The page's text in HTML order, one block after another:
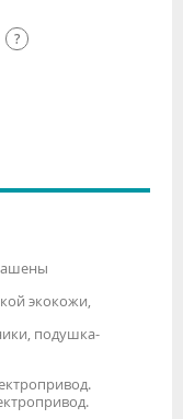
экокожи,
подушка-